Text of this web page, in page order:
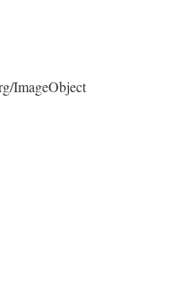
ImageObject